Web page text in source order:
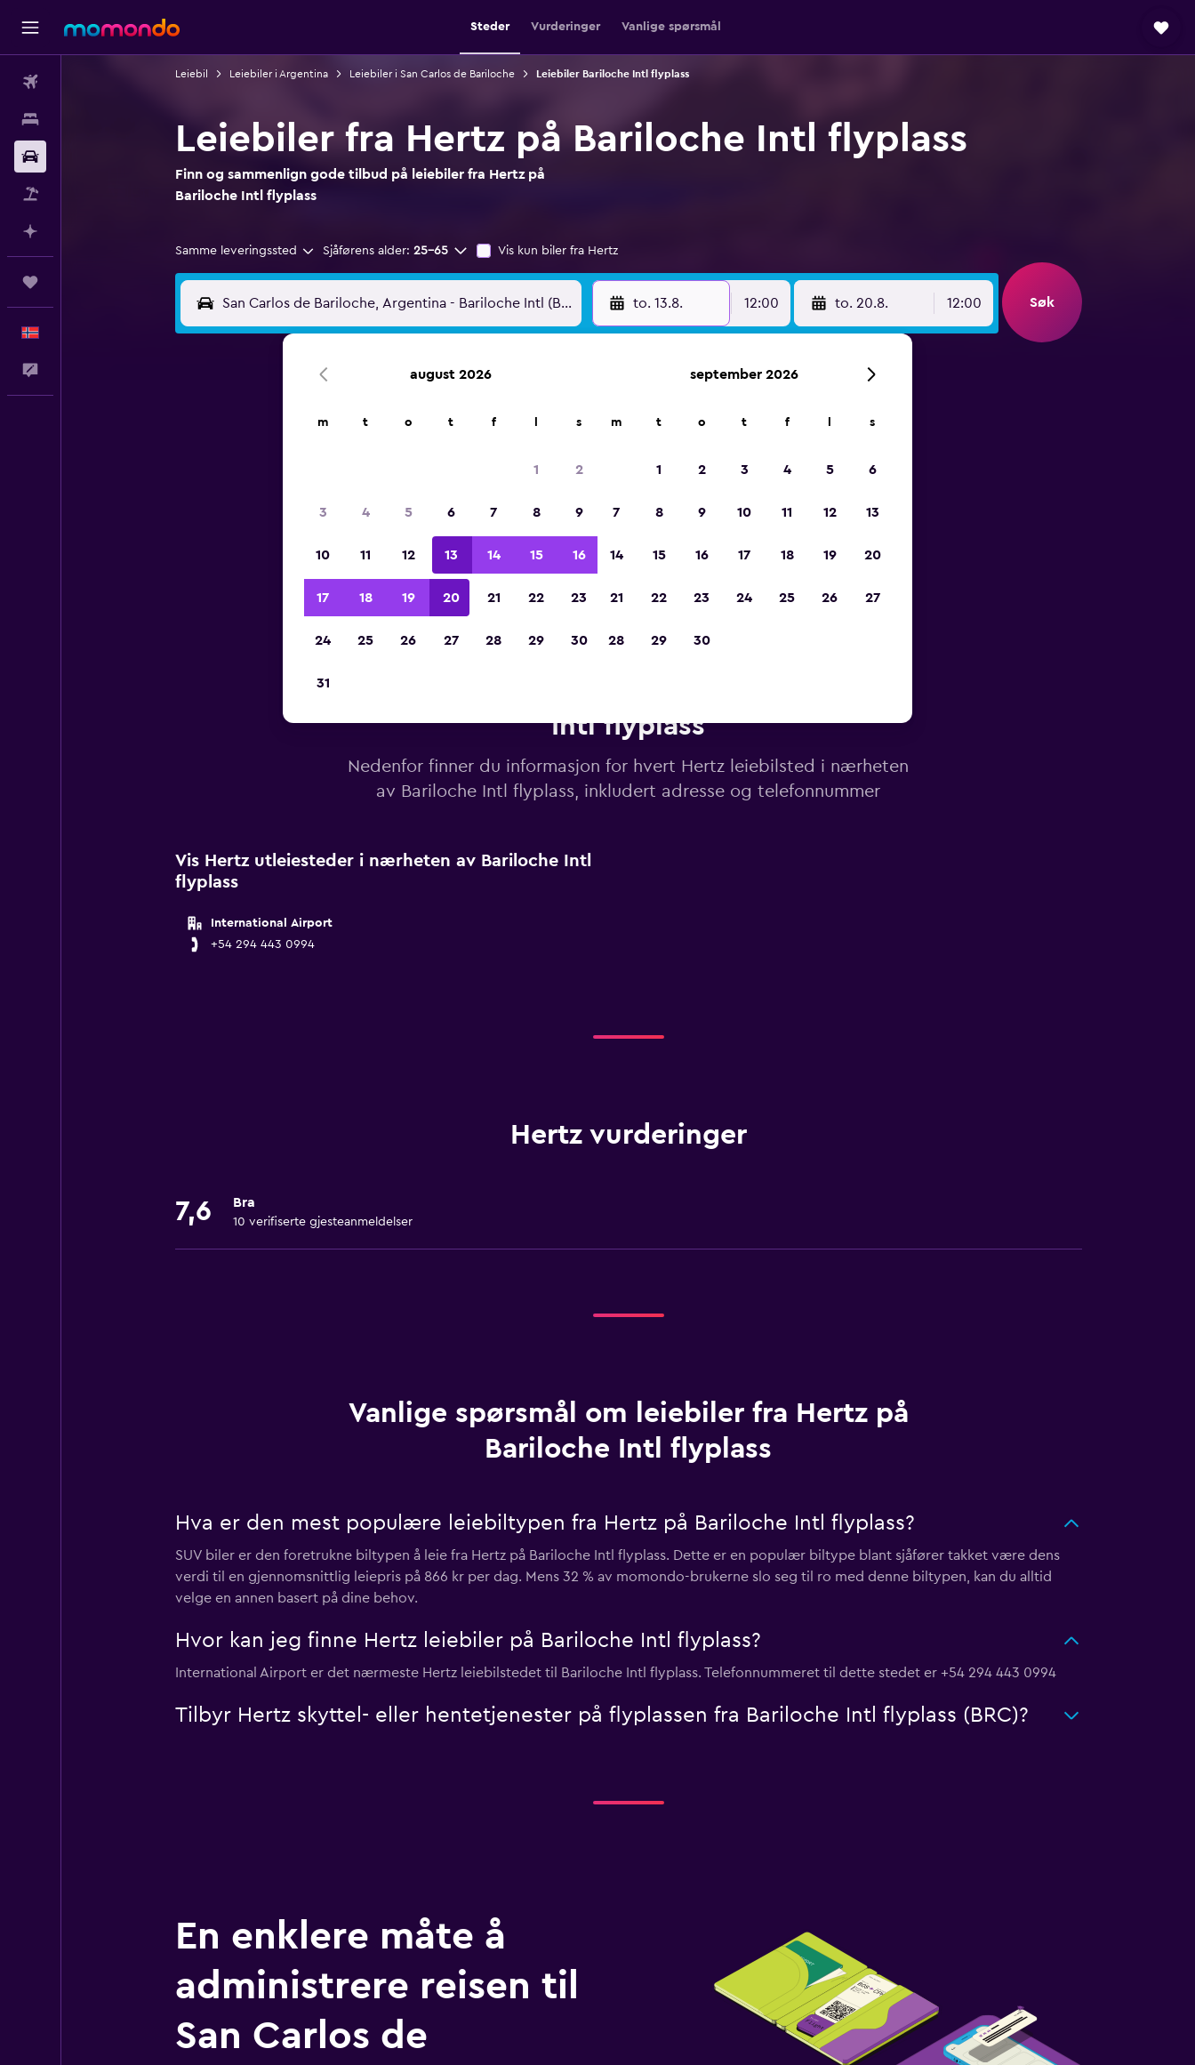
Steder Vurderinger Vanlige spørsmål
Leiebil Leiebiler i Argentina Leiebiler i San Carlos de Bariloche Leiebiler Bariloche Intl flyplass
Leiebiler fra Hertz på Bariloche Intl flyplass
Finn og sammenlign gode tilbud på leiebiler fra Hertz på
Bariloche Intl flyplass
Samme leveringssted Sjåførens alder: 25–65 Vis kun biler fra Hertz
to. 13.8. 12:00 to. 20.8. 12:00 Søk
2023
Intl flyplass
Nedenfor finner du informasjon for hvert Hertz leiebilsted i nærheten
av Bariloche Intl flyplass, inkludert adresse og telefonnummer
Vis Hertz utleiesteder i nærheten av Bariloche Intl
flyplass
International Airport
+54 294 443 0994
Hertz vurderinger
7,6 Bra
10 verifiserte gjesteanmeldelser
Vanlige spørsmål om leiebiler fra Hertz på
Bariloche Intl flyplass
Hva er den mest populære leiebiltypen fra Hertz på Bariloche Intl flyplass?
SUV biler er den foretrukne biltypen å leie fra Hertz på Bariloche Intl flyplass. Dette er en populær biltype blant sjåfører takket være dens
verdi til en gjennomsnittlig leiepris på 866 kr per dag. Mens 32 % av momondo-brukerne slo seg til ro med denne biltypen, kan du alltid
velge en annen basert på dine behov.
Hvor kan jeg finne Hertz leiebiler på Bariloche Intl flyplass?
International Airport er det nærmeste Hertz leiebilstedet til Bariloche Intl flyplass. Telefonnummeret til dette stedet er +54 294 443 0994
Tilbyr Hertz skyttel- eller hentetjenester på flyplassen fra Bariloche Intl flyplass (BRC)?
En enklere måte å
administrere reisen til
San Carlos de
august 2026
m t o t f s
1 2
3 4 5 6 7 8 9
10 11 12 13 14 15 16
17 18 19 20 21 22 23
24 25 26 27 28 29 30
31
september 2026
m t o t f s
1 2 3 4 5 6
7 8 9 10 11 12 13
14 15 16 17 18 19 20
21 22 23 24 25 26 27
28 29 30